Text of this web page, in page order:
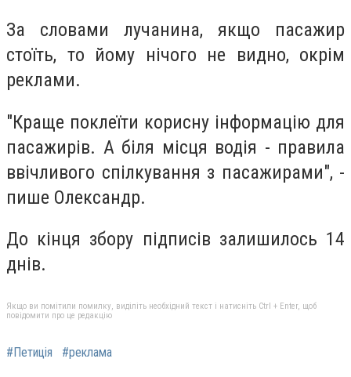
За словами лучанина, якщо пасажир
стоїть, то йому нічого не видно, окрім
реклами.
"Краще поклеїти корисну інформацію для
пасажирів. А біля місця водія - правила
ввічливого спілкування з пасажирами", -
пише Олександр.
До кінця збору підписів залишилось 14
днів.
Якщо ви помітили помилку, виділіть необхідний текст і натисніть Ctrl + Enter, щоб
повідомити про це редакцію
#Петиція #реклама